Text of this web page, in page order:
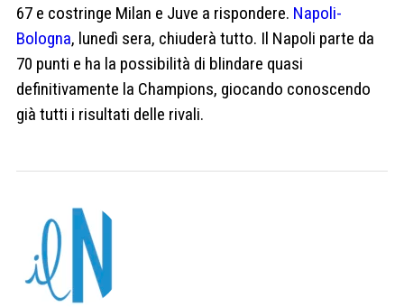
67 e costringe Milan e Juve a rispondere. Napoli-
Bologna, lunedì sera, chiuderà tutto. Il Napoli parte da
70 punti e ha la possibilità di blindare quasi
definitivamente la Champions, giocando conoscendo
già tutti i risultati delle rivali.